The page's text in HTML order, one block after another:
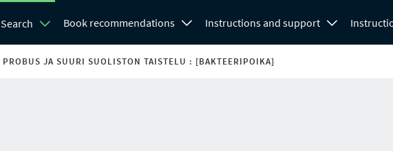
Search Book recommendations Instructions and support
PROBUS JA SUURI SUOLISTON TAISTELU : [BAKTEERIPOIKA]